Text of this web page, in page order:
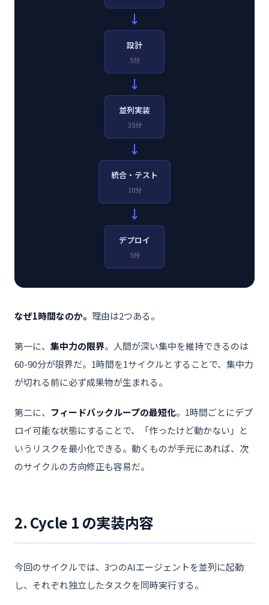
→
設計
5分
→
並列実装
35分
→
統合・テスト
10分
→
デプロイ
5分
なぜ1時間なのか。 理由は2つある。
第一に、 集中力の限界。人間が深い集中を維持できるのは
60-90分が限界だ。1時間を1サイクルとすることで、集中力
が切れる前に必ず成果物が生まれる。
第二に、 フィードバックループの最短化。1時間ごとにデプ
ロイ可能な状態にすることで、「作ったけど動かない」と
いうリスクを最小化できる。動くものが手元にあれば、次
のサイクルの方向修正も容易だ。
2. Cycle 1 の実装内容
今回のサイクルでは、3つのAIエージェントを並列に起動
し、それぞれ独立したタスクを同時実行する。